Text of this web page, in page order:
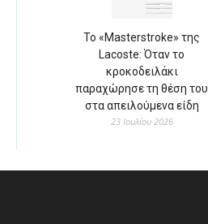
Το «Masterstroke» της
Lacoste: Όταν το
κροκοδειλάκι
παραχώρησε τη θέση του
στα απειλούμενα είδη
23 Ιουλίου 2026